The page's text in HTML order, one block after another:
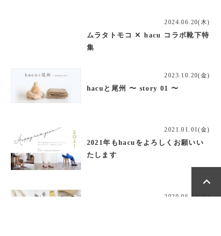
2024.06.20(木)
ムラタトモコ ✕ hacu コラボ靴下特
集
2023.10.20(金)
hacuと尾州 〜 story 01 〜
2021.01.01(金)
2021年もhacuをよろしくお願いい
たします
2020.06.17(水)
expand_less